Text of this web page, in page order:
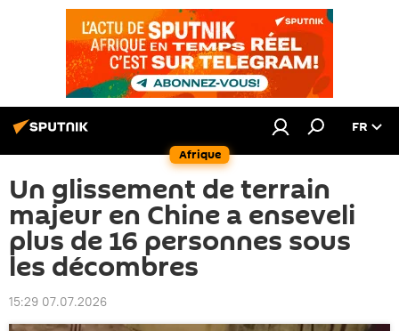
Afrique
FR
Un glissement de terrain
majeur en Chine a enseveli
plus de 16 personnes sous
les décombres
15:29 07.07.2026